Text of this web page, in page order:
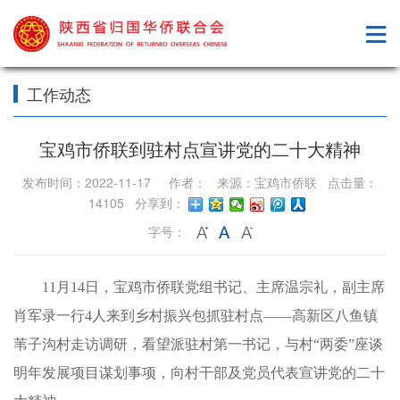
工作动态
宝鸡市侨联到驻村点宣讲党的二十大精神
发布时间：2022-11-17 作者： 来源：宝鸡市侨联 点击量：
14105 分享到：
字号：
11月14日，宝鸡市侨联党组书记、主席温宗礼，副主席
肖军录一行4人来到乡村振兴包抓驻村点——高新区八鱼镇
苇子沟村走访调研，看望派驻村第一书记，与村“两委”座谈
明年发展项目谋划事项，向村干部及党员代表宣讲党的二十